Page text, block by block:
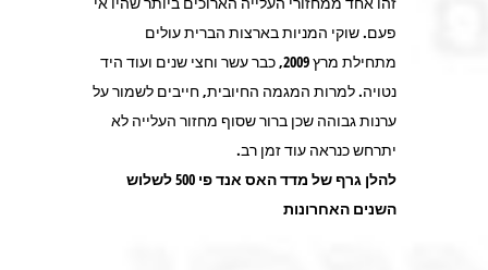
פעם. שוקי המניות בארצות הברית עולים
מתחילת מרץ 2009, כבר עשר וחצי שנים ועוד היד
נטויה. למרות המגמה החיובית, חייבים לשמור על
ערנות גבוהה שכן ברור שסוף מחזור העלייה לא
יתרחש כנראה עוד זמן רב.
להלן גרף של מדד האס אנד פי 500 לשלוש
השנים האחרונות